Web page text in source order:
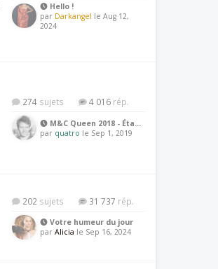
Hello !
par Darkangel le Aug 12,
2024
274 4 016
M&C Queen 2018 - Éta…
par quatro le Sep 1, 2019
202 31 737
Votre humeur du jour
parAlicia le Sep 16, 2024